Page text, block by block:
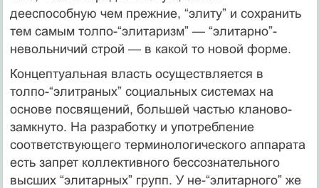
дееспособную чем прежние, “элиту” и сохранить
тем самым толпо-“элитаризм” — “элитарно”-
невольничий строй — в какой то новой форме.
Концептуальная власть осуществляется в
толпо-“элитраных” социальных системах на
основе посвящений, большей частью кланово-
замкнуто. На разработку и употребление
соответствующего терминологического аппарата
есть запрет коллективного бессознательного
высших “элитарных” групп. У не-“элитарного” же